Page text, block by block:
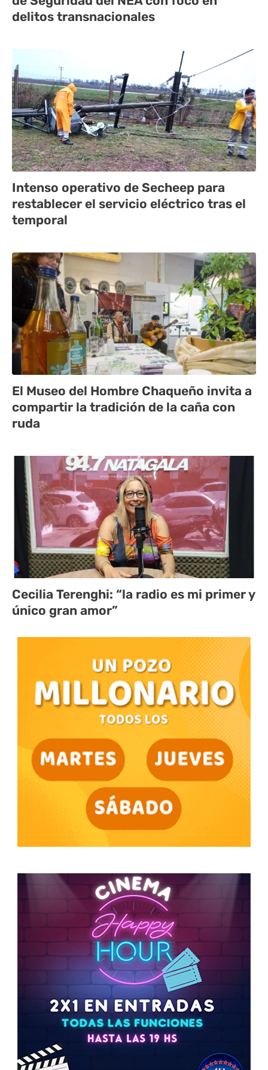
delitos transnacionales
Intenso operativo de Secheep para
restablecer el servicio eléctrico tras el
temporal
El Museo del Hombre Chaqueño invita a
compartir la tradición de la caña con
ruda
Cecilia Terenghi: “la radio es mi primer y
único gran amor”